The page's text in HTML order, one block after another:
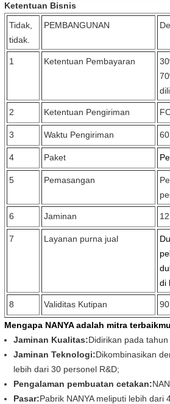
Ketentuan Bisnis
Tidak,
tidak.
PEMBANGUNAN
1 Ketentuan Pembayaran
2 Ketentuan Pengiriman
3 Waktu Pengiriman
4 Paket
5 Pemasangan
6 Jaminan
7 Layanan purna jual
di
8 Validitas Kutipan
Mengapa NANYA adalah mitra
Jaminan Kualitas:Didirikan pada
Jaminan Teknologi:Dikombinasikan
lebih dari 30 personel R&D;
Pengalaman pembuatan cetakan:
Pasar:Pabrik NANYA meliputi lebih